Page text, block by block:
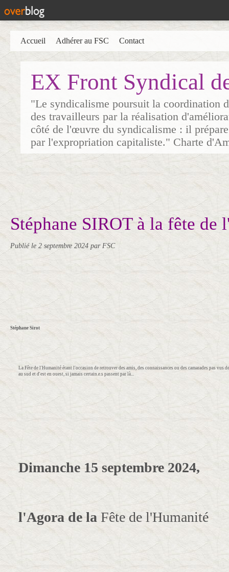
EX Front Syndical
"Le syndicalisme poursuit la coordination
des travailleurs par la réalisation
côté de l'œuvre du syndicalisme : il
par l'expropriation capitaliste." Charte
Accueil Adhérer au FSC Contact
Stéphane SIROT à la fête de
Publié le 2 septembre 2024 par FSC
Stéphane Sirot
La Fête de l'Humanité étant l'occasion de retrouver des amis, des connaissances ou des camarades pas vus
au sud et d'est en ouest, si jamais certain.e.s passent par là...
Dimanche 15 septembre 2024,
l'Agora de la Fête de l'Humanité